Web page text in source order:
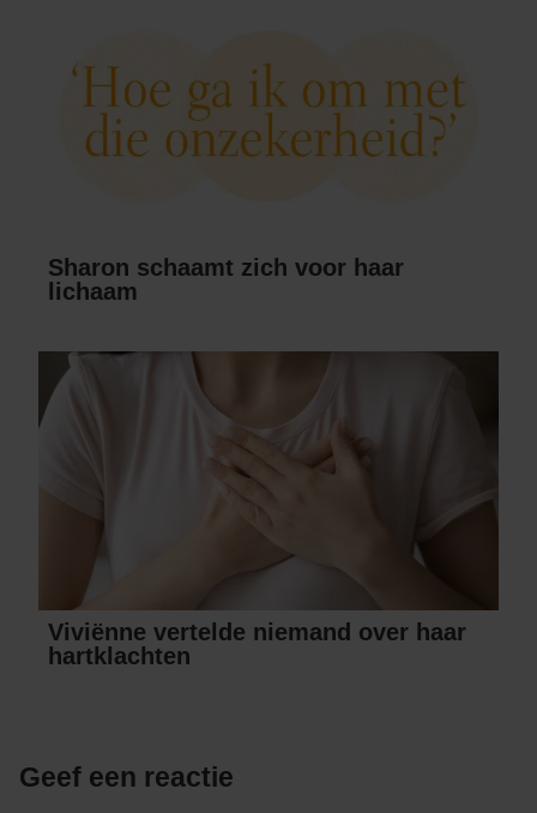
Sharon schaamt zich voor haar
lichaam
Viviënne vertelde niemand over haar
hartklachten
Geef een reactie